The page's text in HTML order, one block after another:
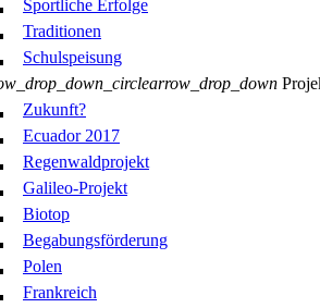
Sportliche Erfolge
Traditionen
Schulspeisung
arrow_drop_down
Zukunft?
Ecuador 2017
Regenwaldprojekt
Galileo-Projekt
Biotop
Begabungsförderung
Polen
Frankreich